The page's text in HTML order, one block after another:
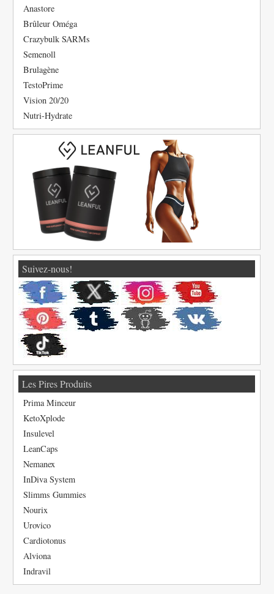
Anastore
Brûleur Oméga
Crazybulk SARMs
Semenoll
Brulagène
TestoPrime
Vision 20/20
Nutri-Hydrate
Suivez-nous!
Les Pires Produits
Prima Minceur
KetoXplode
Insulevel
LeanCaps
Nemanex
InDiva System
Slimms Gummies
Nourix
Urovico
Cardiotonus
Alviona
Indravil